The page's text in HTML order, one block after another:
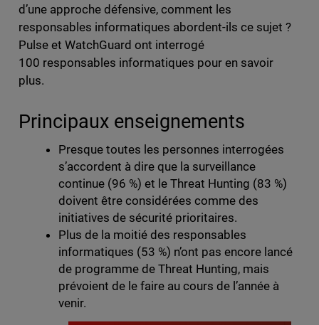
d’une approche défensive, comment les
responsables informatiques abordent-ils ce sujet ?
Pulse et WatchGuard ont interrogé
100 responsables informatiques pour en savoir
plus.
Principaux enseignements
Presque toutes les personnes interrogées
s’accordent à dire que la surveillance
continue (96 %) et le Threat Hunting (83 %)
doivent être considérées comme des
initiatives de sécurité prioritaires.
Plus de la moitié des responsables
informatiques (53 %) n’ont pas encore lancé
de programme de Threat Hunting, mais
prévoient de le faire au cours de l’année à
venir.